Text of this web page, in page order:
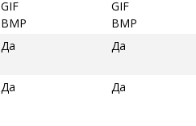
GIF
BMP
GIF
BMP
Да Да
Да Да